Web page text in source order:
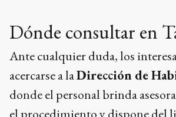
Dónde consultar en
Ante cualquier duda, los
acercarse a laDirección de
donde el personal brinda